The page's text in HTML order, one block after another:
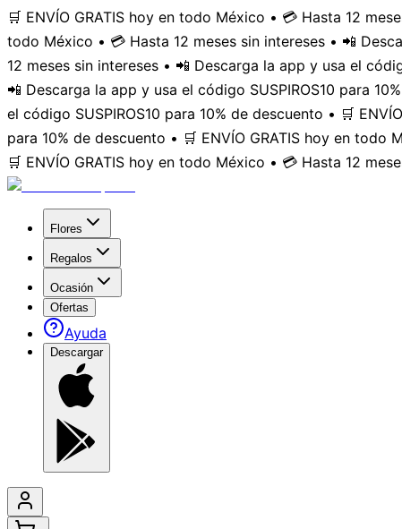
🛒 ENVÍO GRATIS hoy en todo México • 💳 Hasta 12
todo México • 💳 Hasta 12 meses sin intereses • 📲
12 meses sin intereses • 📲 Descarga la app y usa el
📲 Descarga la app y usa el código SUSPIROS10 para
el código SUSPIROS10 para 10% de descuento • 🛒
para 10% de descuento • 🛒 ENVÍO GRATIS hoy en todo
🛒 ENVÍO GRATIS hoy en todo México • 💳 Hasta 12
Flores
Regalos
Ocasión
Ofertas
Ayuda
Descargar